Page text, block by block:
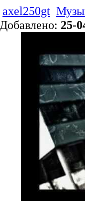
axel250gt
Добавлено: 25-